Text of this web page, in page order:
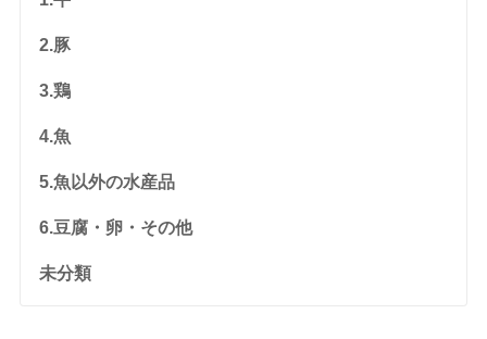
2.豚
3.鶏
4.魚
5.魚以外の水産品
6.豆腐・卵・その他
未分類